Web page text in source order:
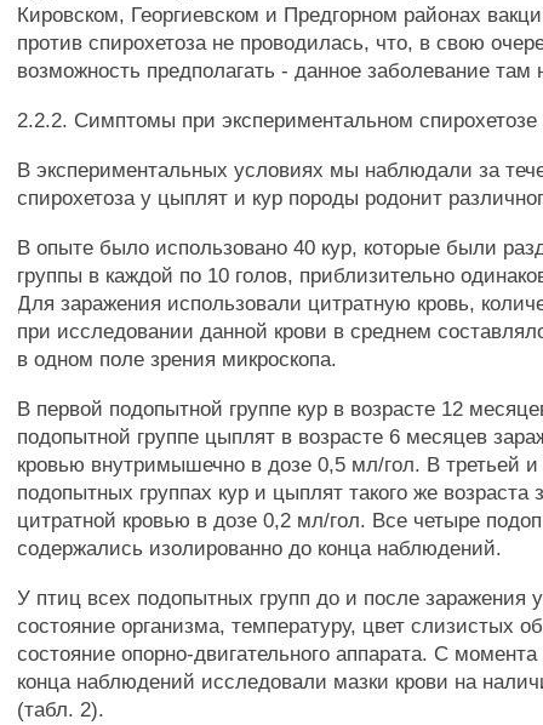
Кировском, Георгиевском и Предгорном районах
против спирохетоза не проводилась, что, в свою
возможность предполагать - данное заболевание там
2.2.2. Симптомы при экспериментальном спирохетозе
В экспериментальных условиях мы наблюдали за
спирохетоза у цыплят и кур породы родонит
В опыте было использовано 40 кур, которые были
группы в каждой по 10 голов, приблизительно
Для заражения использовали цитратную кровь,
при исследовании данной крови в среднем
в одном поле зрения микроскопа.
В первой подопытной группе кур в возрасте 12
подопытной группе цыплят в возрасте 6 месяцев
кровью внутримышечно в дозе 0,5 мл/гол. В третьей и
подопытных группах кур и цыплят такого же возраста
цитратной кровью в дозе 0,2 мл/гол. Все четыре
содержались изолированно до конца наблюдений.
У птиц всех подопытных групп до и после заражения
состояние организма, температуру, цвет слизистых
состояние опорно-двигательного аппарата. С
конца наблюдений исследовали мазки крови на
(табл. 2).